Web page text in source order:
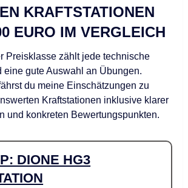
KRAFTSTATIONEN
EURO IM VERGLEICH
Preisklasse zählt jede technische
eine gute Auswahl an Übungen.
du meine Einschätzungen zu
Kraftstationen inklusive klarer
und konkreten Bewertungspunkten.
DIONE HG3